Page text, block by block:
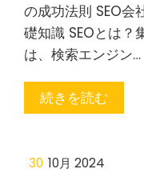
の成功法則 SEO会
礎知識 SEOとは
は、検索エンジン…
続きを読む
30 10月 2024